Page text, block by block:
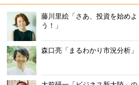
藤川里絵「さあ、投資を始めよ
う！」
森口亮「まるわかり市況分析」